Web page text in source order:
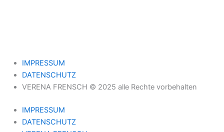
IMPRESSUM
DATENSCHUTZ
VERENA FRENSCH © 2025 alle Rechte vorbehalten
IMPRESSUM
DATENSCHUTZ